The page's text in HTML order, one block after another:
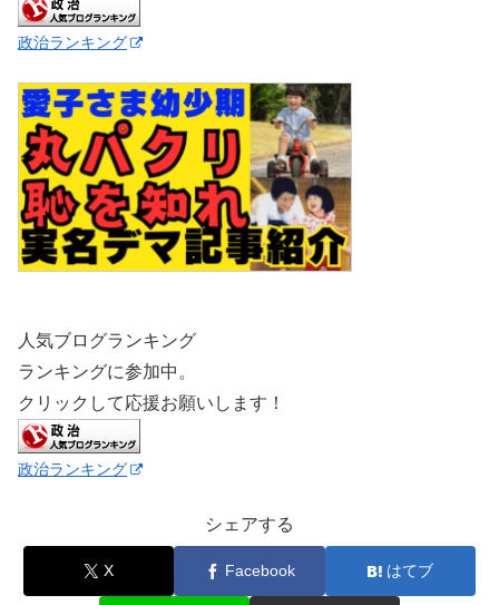
政治ランキング
人気ブログランキング
ランキングに参加中。
クリックして応援お願いします！
政治ランキング
シェアする
X Facebook はてブ